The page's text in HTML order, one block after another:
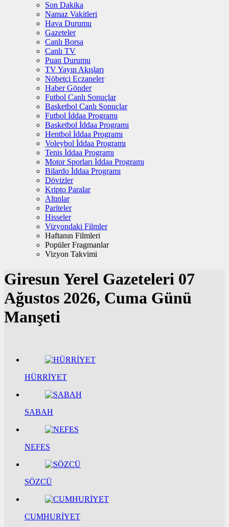
Son Dakika
Namaz Vakitleri
Hava Durumu
Gazeteler
Canlı Borsa
Canlı TV
Puan Durumu
TV Yayın Akışları
Nöbetçi Eczaneler
Haber Gönder
Futbol Canlı Sonuçlar
Basketbol Canlı Sonuçlar
Futbol İddaa Programı
Basketbol İddaa Programı
Hentbol İddaa Programı
Voleybol İddaa Programı
Tenis İddaa Programı
Motor Sporları İddaa Programı
Bilardo İddaa Programı
Dövizler
Kripto Paralar
Altınlar
Pariteler
Hisseler
Vizyondaki Filmler
Haftanın Filmleri
Popüler Fragmanlar
Vizyon Takvimi
Giresun Yerel Gazeteleri 07
Ağustos 2026, Cuma Günü
Manşeti
HÜRRİYET
SABAH
NEFES
SÖZCÜ
CUMHURİYET